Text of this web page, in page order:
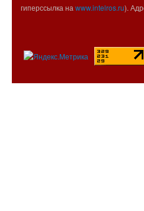
гиперссылка на www.intelros.ru).